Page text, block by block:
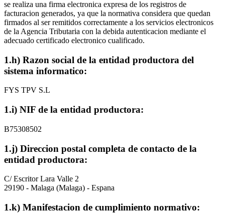
se realiza una firma electronica expresa de los registros de
facturacion generados, ya que la normativa considera que quedan
firmados al ser remitidos correctamente a los servicios electronicos
de la Agencia Tributaria con la debida autenticacion mediante el
adecuado certificado electronico cualificado.
1.h) Razon social de la entidad productora del
sistema informatico:
FYS TPV S.L
1.i) NIF de la entidad productora:
B75308502
1.j) Direccion postal completa de contacto de la
entidad productora:
C/ Escritor Lara Valle 2
29190 - Malaga (Malaga) - Espana
1.k) Manifestacion de cumplimiento normativo: